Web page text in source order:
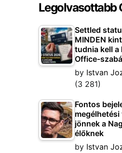
Legolvasottabb
Settled
MINDEN
tudnia kell a
Office-
by Istvan
(3 281)
Fontos
jönnek a
élőknek
by Istvan